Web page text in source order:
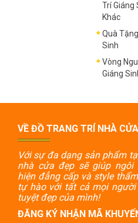
Trí Giáng
Khác
Quà
Sinh
Vòng
Giáng
VỀ ĐỒ TRANG TRÍ NHÀ
Với sự đa dạng sản phẩm
nhà cửa đẹp sẽ giúp
hiện đẳng cấp và style
tự hào với tất cả mọi
tuyệt đẹp của mình!
ĐĂNG KÝ NHẬN MÃ